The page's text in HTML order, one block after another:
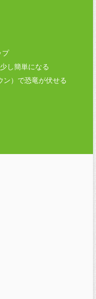
プ
し簡単になる
ン）で恐竜が伏せる